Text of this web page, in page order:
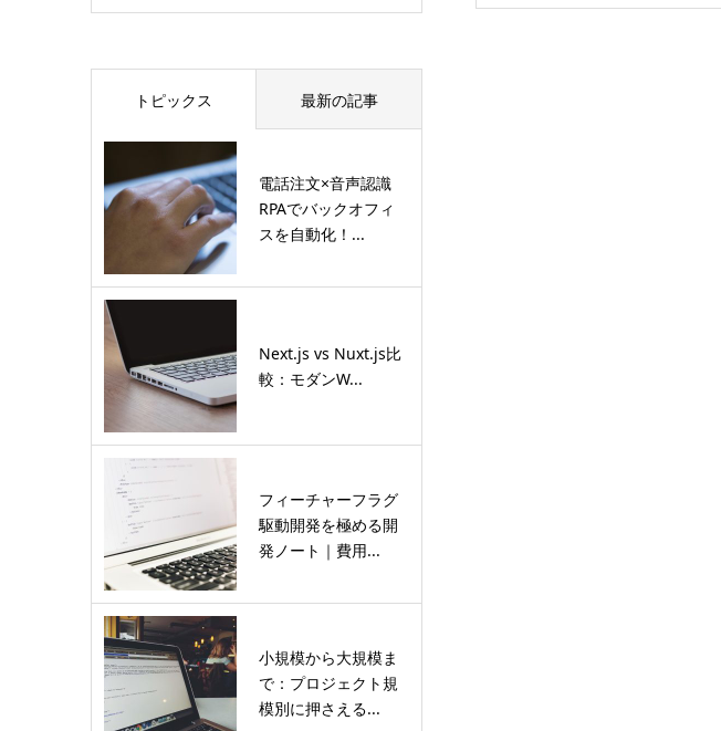
トピックス 最新の記事
電話注文×音声認識
RPAでバックオフィ
スを自動化！...
Next.js vs Nuxt.js比
較：モダンW...
フィーチャーフラグ
駆動開発を極める開
発ノート｜費用...
小規模から大規模ま
で：プロジェクト規
模別に押さえる...